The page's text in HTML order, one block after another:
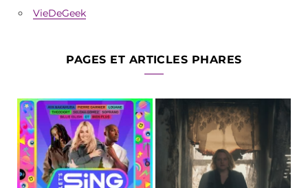
VieDeGeek
PAGES ET ARTICLES PHARES